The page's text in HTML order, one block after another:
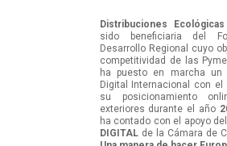
Distribuciones
sido beneficiaria del
Desarrollo Regional cuyo
competitividad de las
ha puesto en marcha un
Digital Internacional con el
su posicionamiento
exteriores durante el año
ha contado con el apoyo
DIGITALde la Cámara de